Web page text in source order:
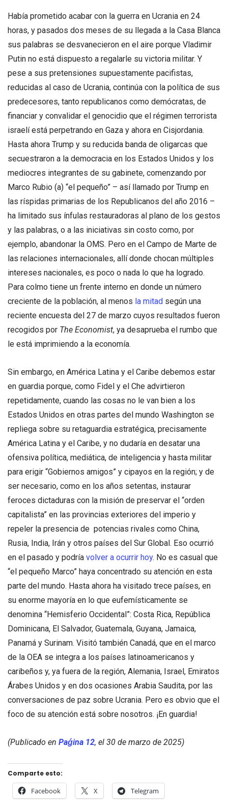
Había prometido acabar con la guerra en Ucrania en 24
horas, y pasados dos meses de su llegada a la Casa Blanca
sus palabras se desvanecieron en el aire porque Vladimir
Putin no está dispuesto a regalarle su victoria militar. Y
pese a sus pretensiones supuestamente pacifistas,
reducidas al caso de Ucrania, continúa con la política de sus
predecesores, tanto republicanos como demócratas, de
financiar y convalidar el genocidio que el régimen terrorista
israelí está perpetrando en Gaza y ahora en Cisjordania.
Hasta ahora Trump y su reducida banda de oligarcas que
secuestraron a la democracia en los Estados Unidos y los
mediocres integrantes de su gabinete, comenzando por
Marco Rubio (a) “el pequeño” – así llamado por Trump en
las ríspidas primarias de los Republicanos del año 2016 –
ha limitado sus ínfulas restauradoras al plano de los gestos
y las palabras, o a las iniciativas sin costo como, por
ejemplo, abandonar la OMS. Pero en el Campo de Marte de
las relaciones internacionales, allí donde chocan múltiples
intereses nacionales, es poco o nada lo que ha logrado.
Para colmo tiene un frente interno en donde un número
creciente de la población, al menos la mitad según una
reciente encuesta del 27 de marzo cuyos resultados fueron
recogidos por The Economist, ya desaprueba el rumbo que
le está imprimiendo a la economía.
Sin embargo, en América Latina y el Caribe debemos estar
en guardia porque, como Fidel y el Che advirtieron
repetidamente, cuando las cosas no le van bien a los
Estados Unidos en otras partes del mundo Washington se
repliega sobre su retaguardia estratégica, precisamente
América Latina y el Caribe, y no dudaría en desatar una
ofensiva política, mediática, de inteligencia y hasta militar
para erigir “Gobiernos amigos” y cipayos en la región; y de
ser necesario, como en los años setentas, instaurar
feroces dictaduras con la misión de preservar el “orden
capitalista” en las provincias exteriores del imperio y
repeler la presencia de potencias rivales como China,
Rusia, India, Irán y otros países del Sur Global. Eso ocurrió
en el pasado y podría volver a ocurrir hoy. No es casual que
“el pequeño Marco” haya concentrado su atención en esta
parte del mundo. Hasta ahora ha visitado trece países, en
su enorme mayoría en lo que eufemísticamente se
denomina “Hemisferio Occidental”: Costa Rica, República
Dominicana, El Salvador, Guatemala, Guyana, Jamaica,
Panamá y Surinam. Visitó también Canadá, que en el marco
de la OEA se integra a los países latinoamericanos y
caribeños y, ya fuera de la región, Alemania, Israel, Emiratos
Árabes Unidos y en dos ocasiones Arabia Saudita, por las
conversaciones de paz sobre Ucrania. Pero es obvio que el
foco de su atención está sobre nosotros. ¡En guardia!
(Publicado en Paǵina 12, el 30 de marzo de 2025)
Comparte esto:
Facebook X Telegram